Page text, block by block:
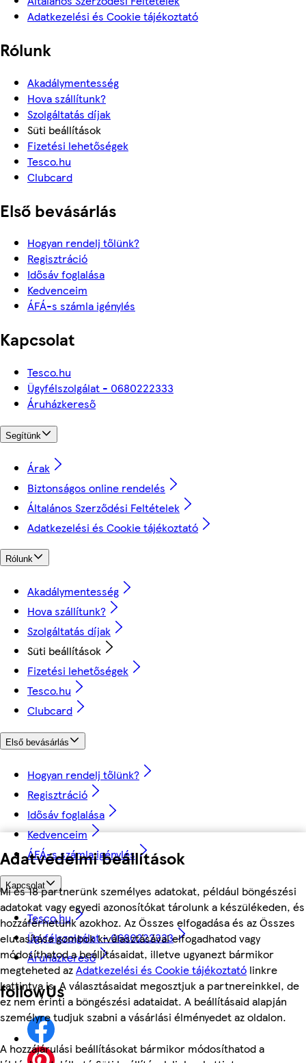
Adatvédelmi beállítások
Mi és 18 partnerünk személyes adatokat, például böngészési
adatokat vagy egyedi azonosítókat tárolunk a készülékeden, és
hozzáférhetünk azokhoz. Az Összes elfogadása és az Összes
elutasítása gombok kiválasztásával elfogadhatod vagy
módosíthatod a beállításaidat, illetve ugyanezt bármikor
megteheted azAdatkezelési és Cookie tájékoztató linkre
kattintva is. A választásaidat megosztjuk a partnereinkkel, de
ez nem érinti a böngészési adataidat. A beállításaid alapján
személyre tudjuk szabni a vásárlási élményedet az oldalon.
A hozzájárulási beállításokat bármikor módosíthatod a
Adatkezelési és Cookie tájékoztató
Rólunk
Akadálymentesség
Hova szállítunk?
Szolgáltatás díjak
Süti beállítások
Fizetési lehetőségek
Tesco.hu
Clubcard
Első bevásárlás
Hogyan rendelj tőlünk?
Regisztráció
Idősáv foglalása
Kedvenceim
ÁFÁ-s számla igénylés
Kapcsolat
Tesco.hu
Ügyfélszolgálat - 0680222333
Áruházkereső
Segítünk
Árak
Biztonságos online rendelés
Általános Szerződési Feltételek
Adatkezelési és Cookie tájékoztató
Rólunk
Akadálymentesség
Hova szállítunk?
Szolgáltatás díjak
Süti beállítások
Fizetési lehetőségek
Tesco.hu
Clubcard
Első bevásárlás
Hogyan rendelj tőlünk?
Regisztráció
Idősáv foglalása
Kedvenceim
ÁFÁ-s számla igénylés
Kapcsolat
Tesco.hu
Ügyfélszolgálat - 0680222333
Áruházkereső
followUs